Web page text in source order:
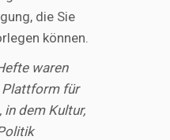
die Sie
können.
waren
Plattform für
dem Kultur,